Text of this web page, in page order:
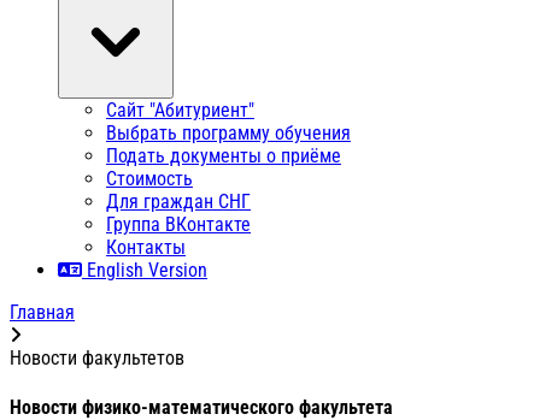
Сайт "Абитуриент"
Выбрать программу обучения
Подать документы о приёме
Стоимость
Для граждан СНГ
Группа ВКонтакте
Контакты
English Version
Главная
Новости факультетов
Новости физико-математического факультета